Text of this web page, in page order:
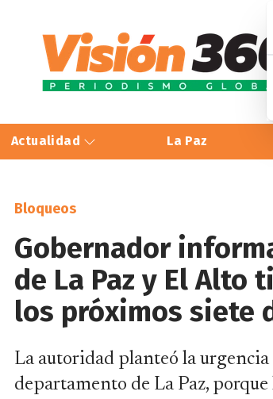
Actualidad La Paz
Bloqueos
Gobernador
de La Paz y El Alto
los próximos siete
La autoridad planteó la
departamento de La Paz,